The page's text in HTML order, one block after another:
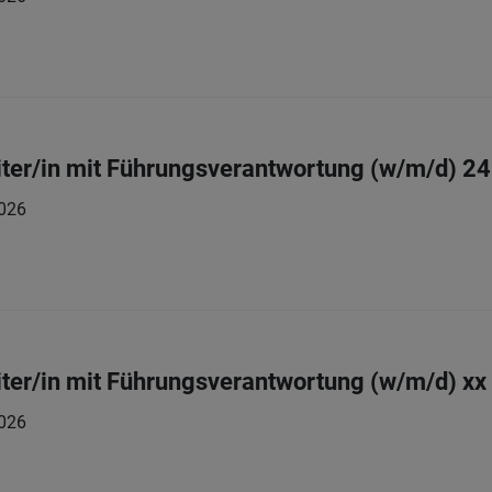
in mit Führungsverantwortung (w/m/d)
in mit Führungsverantwortung (w/m/d) xx